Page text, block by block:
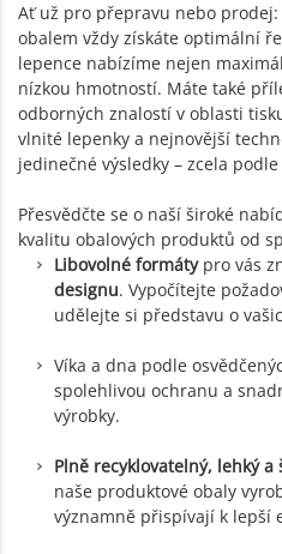
Ať už pro přepravu nebo
obalem vždy získáte optimální
lepence nabízíme nejen
nízkou hmotností. Máte také
odborných znalostí v oblasti
vlnité lepenky a nejnovější
jedinečné výsledky – zcela
Přesvědčte se o naší široké
kvalitu obalových produktů od
Libovolné formáty pro vás
designu. Vypočítejte
udělejte si představu o
Víka a dna podle
spolehlivou ochranu a
výrobky.
Plně recyklovatelný, lehký
naše produktové obaly
významně přispívají k lepší